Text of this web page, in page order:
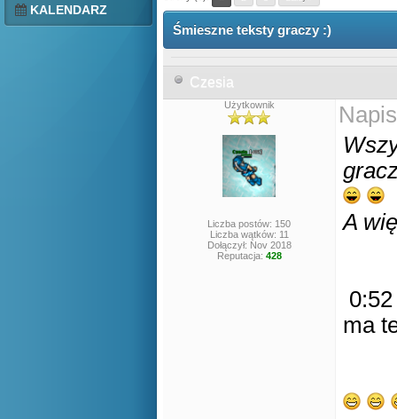
KALENDARZ
Śmieszne teksty graczy :)
Czesia
Użytkownik
Liczba postów: 150
Liczba wątków: 11
Dołączył: Nov 2018
Reputacja: 428
A
ma